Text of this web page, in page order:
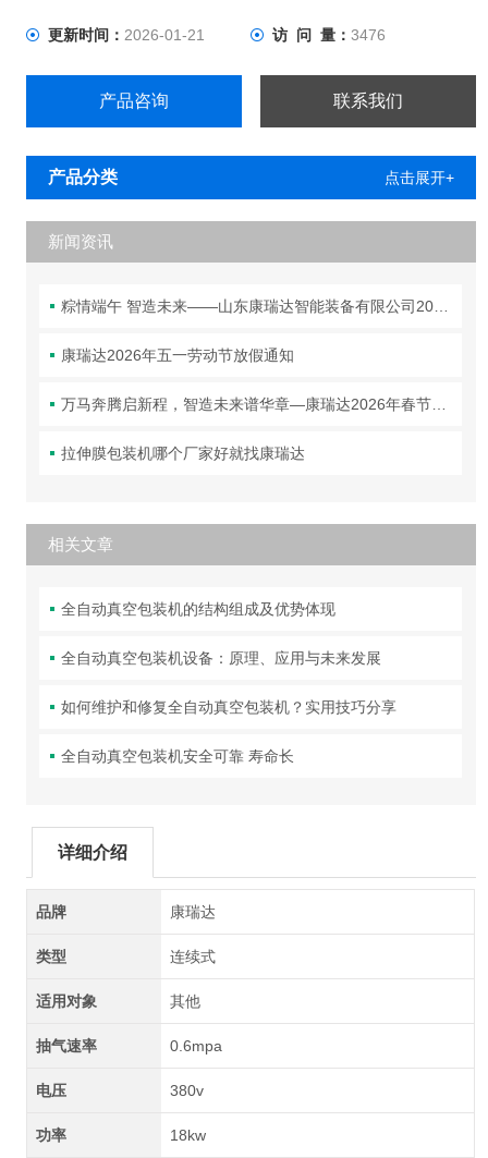
更新时间： 2026-01-21 访 问 量：3476
产品咨询 联系我们
产品分类 点击展开+
新闻资讯
粽情端午 智造未来——山东康瑞达智能装备有限公司2026年端午节放假通知
康瑞达2026年五一劳动节放假通知
万马奔腾启新程，智造未来谱华章—康瑞达2026年春节放假通知
拉伸膜包装机哪个厂家好就找康瑞达
相关文章
全自动真空包装机的结构组成及优势体现
全自动真空包装机设备：原理、应用与未来发展
如何维护和修复全自动真空包装机？实用技巧分享
全自动真空包装机安全可靠 寿命长
详细介绍
品牌 康瑞达
类型 连续式
适用对象 其他
抽气速率 0.6mpa
电压 380v
功率 18kw